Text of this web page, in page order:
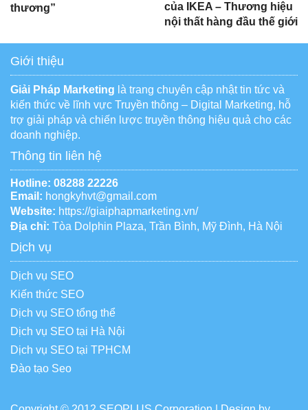
thương”
của IKEA – Thương hiệu
nội thất hàng đầu thế giới
Giới thiệu
Giải Pháp Marketing là trang chuyên cập nhật tin tức và
kiến thức về lĩnh vực Truyền thông – Digital Marketing, hỗ
trợ giải pháp và chiến lược truyền thông hiệu quả cho các
doanh nghiệp.
Thông tin liên hệ
Hotline: 08288 22226
Email: hongkyhvt@gmail.com
Website: https://giaiphapmarketing.vn/
Địa chỉ: Tòa Dolphin Plaza, Trần Bình, Mỹ Đình, Hà Nội
Dịch vụ
Dịch vụ SEO
Kiến thức SEO
Dịch vụ SEO tổng thể
Dịch vụ SEO tại Hà Nội
Dịch vụ SEO tại TPHCM
Đào tạo Seo